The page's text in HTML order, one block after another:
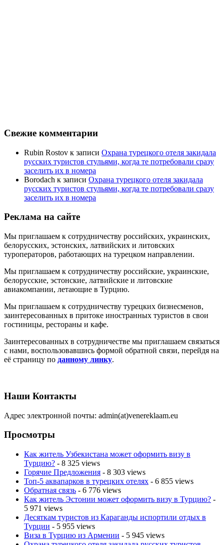
Свежие комментарии
Rubin Rostov к записи Охрана турецкого отеля закидала
русских туристов стульями, когда те потребовали сразу
заселить их в номера
Borodach к записи Охрана турецкого отеля закидала
русских туристов стульями, когда те потребовали сразу
заселить их в номера
Реклама на сайте
Мы приглашаем к сотрудничеству российских, украинских,
белорусских, эстонских, латвийских и литовских
туроператоров, работающих на турецком направлении.
Мы приглашаем к сотрудничеству российские, украинские,
белорусские, эстонские, латвийские и литовские
авиакомпании, летающие в Турцию.
Мы приглашаем к сотрудничеству турецких бизнесменов,
заинтересованных в притоке иностранных туристов в свои
гостиницы, рестораны и кафе.
Заинтересованных в сотрудничестве мы приглашаем связаться
с нами, воспользовавшись формой обратной связи, перейдя на
её страницу по данному линку.
Наши Контакты
Адрес электронной почты: admin(at)venereklaam.eu
Просмотры
Как житель Узбекистана может оформить визу в
Турцию? - 8 325 views
Горячие Предложения - 8 303 views
Топ-5 аквапарков в турецких отелях - 6 855 views
Обратная связь - 6 776 views
Как житель Эстонии может оформить визу в Турцию? -
5 971 views
Десяткам туристов из Караганды испортили отдых в
Турции - 5 955 views
Виза в Турцию из Армении - 5 945 views